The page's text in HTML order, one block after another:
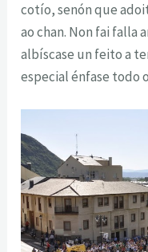
cotío, senón que
ao chan. Non fai falla
albíscase un feito a
especial énfase todo